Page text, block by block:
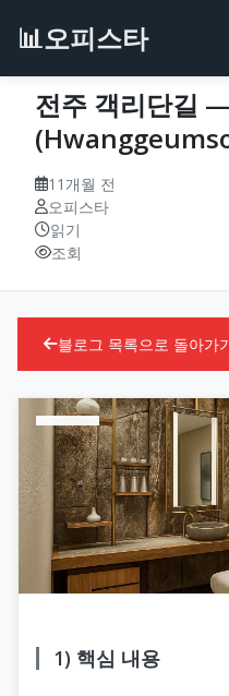
📊오피스타
전주 객리단길
11개월 전
오피스타
읽기
조회
블로그 목록으로 돌아가
1) 핵심 내용